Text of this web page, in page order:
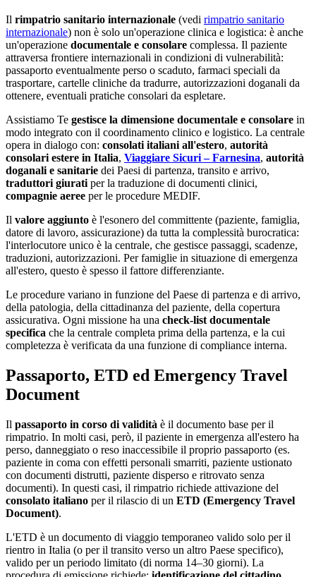
Il rimpatrio sanitario internazionale (vedi rimpatrio sanitario
internazionale) non è solo un'operazione clinica e logistica: è anche
un'operazione documentale e consolare complessa. Il paziente
attraversa frontiere internazionali in condizioni di vulnerabilità:
passaporto eventualmente perso o scaduto, farmaci speciali da
trasportare, cartelle cliniche da tradurre, autorizzazioni doganali da
ottenere, eventuali pratiche consolari da espletare.
Assistiamo Te gestisce la dimensione documentale e consolare in
modo integrato con il coordinamento clinico e logistico. La centrale
opera in dialogo con: consolati italiani all'estero, autorità
consolari estere in Italia, Viaggiare Sicuri – Farnesina, autorità
doganali e sanitarie dei Paesi di partenza, transito e arrivo,
traduttori giuratiper la traduzione di documenti clinici,
compagnie aeree per le procedure MEDIF.
Il valore aggiunto è l'esonero del committente (paziente, famiglia,
datore di lavoro, assicurazione) da tutta la complessità burocratica:
l'interlocutore unico è la centrale, che gestisce passaggi, scadenze,
traduzioni, autorizzazioni. Per famiglie in situazione di emergenza
all'estero, questo è spesso il fattore differenziante.
Le procedure variano in funzione del Paese di partenza e di arrivo,
della patologia, della cittadinanza del paziente, della copertura
assicurativa. Ogni missione ha una check-list documentale
specifica che la centrale completa prima della partenza, e la cui
completezza è verificata da una funzione di compliance interna.
Passaporto, ETD ed Emergency Travel
Document
Il passaporto in corso di validità è il documento base per il
rimpatrio. In molti casi, però, il paziente in emergenza all'estero ha
perso, danneggiato o reso inaccessibile il proprio passaporto (es.
paziente in coma con effetti personali smarriti, paziente ustionato
con documenti distrutti, paziente disperso e ritrovato senza
documenti). In questi casi, il rimpatrio richiede attivazione del
consolato italiano per il rilascio di un ETD (Emergency Travel
Document).
L'ETD è un documento di viaggio temporaneo valido solo per il
rientro in Italia (o per il transito verso un altro Paese specifico),
valido per un periodo limitato (di norma 14–30 giorni). La